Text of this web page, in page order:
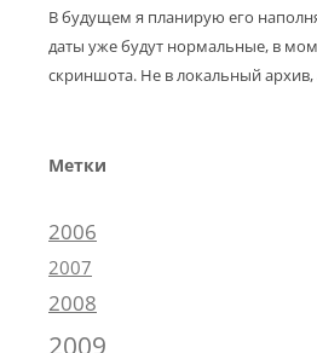
В будущем я планирую его
даты уже будут нормальные, в
скриншота. Не в локальный архив,
Метки
2006
2007
2008
2009